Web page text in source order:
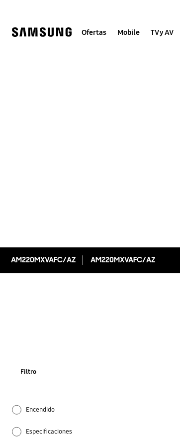
Ofertas Mobile TV y AV
AM220MXVAFC/AZ AM220MXVAFC/AZ
Filtro
Encendido
Especificaciones